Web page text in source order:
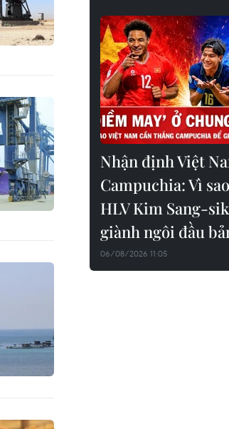
Nhận định Việt
Campuchia: Vì
HLV Kim Sang-
giành ngôi đầu
06/08/2026 11:05